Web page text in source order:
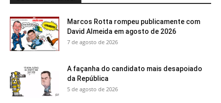
Marcos Rotta rompeu publicamente com
David Almeida em agosto de 2026
7 de agosto de 2026
A façanha do candidato mais desapoiado
da República
5 de agosto de 2026